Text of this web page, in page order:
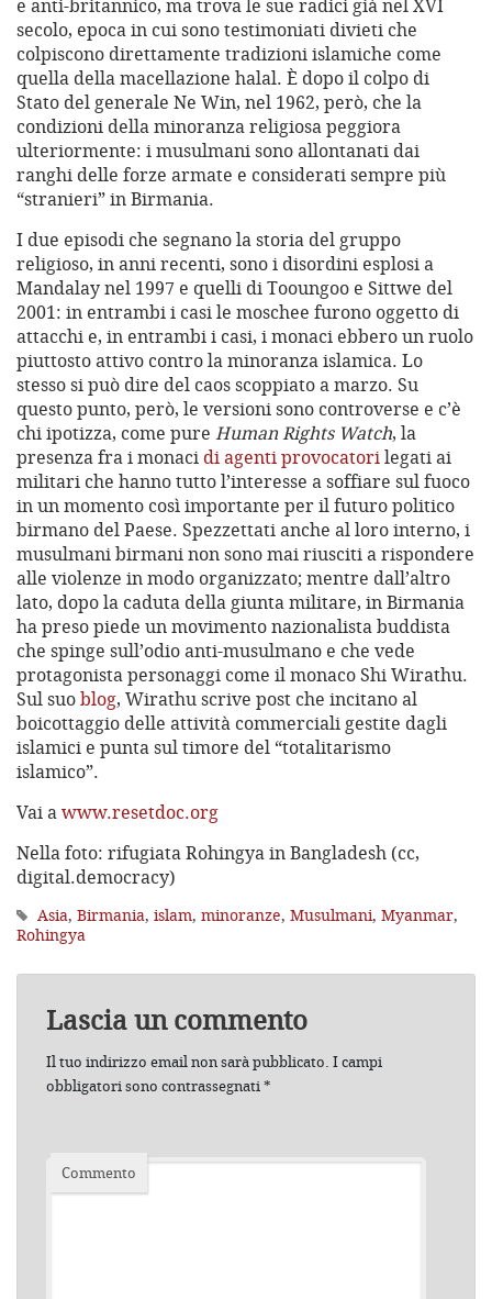
e anti-britannico, ma trova le sue radici già nel XVI
secolo, epoca in cui sono testimoniati divieti che
colpiscono direttamente tradizioni islamiche come
quella della macellazione halal. È dopo il colpo di
Stato del generale Ne Win, nel 1962, però, che la
condizioni della minoranza religiosa peggiora
ulteriormente: i musulmani sono allontanati dai
ranghi delle forze armate e considerati sempre più
“stranieri” in Birmania.
I due episodi che segnano la storia del gruppo
religioso, in anni recenti, sono i disordini esplosi a
Mandalay nel 1997 e quelli di Tooungoo e Sittwe del
2001: in entrambi i casi le moschee furono oggetto di
attacchi e, in entrambi i casi, i monaci ebbero un ruolo
piuttosto attivo contro la minoranza islamica. Lo
stesso si può dire del caos scoppiato a marzo. Su
questo punto, però, le versioni sono controverse e c’è
chi ipotizza, come pure Human Rights Watch, la
presenza fra i monaci di agenti provocatorilegati ai
militari che hanno tutto l’interesse a soffiare sul fuoco
in un momento così importante per il futuro politico
birmano del Paese. Spezzettati anche al loro interno, i
musulmani birmani non sono mai riusciti a rispondere
alle violenze in modo organizzato; mentre dall’altro
lato, dopo la caduta della giunta militare, in Birmania
ha preso piede un movimento nazionalista buddista
che spinge sull’odio anti-musulmano e che vede
protagonista personaggi come il monaco Shi Wirathu.
Sul suoblog, Wirathu scrive post che incitano al
boicottaggio delle attività commerciali gestite dagli
islamici e punta sul timore del “totalitarismo
islamico”.
Vai awww.resetdoc.org
Nella foto: rifugiata Rohingya in Bangladesh (cc,
digital.democracy)
Asia, Birmania, islam, minoranze, Musulmani, Myanmar,
Rohingya
Lascia un commento
Il tuo indirizzo email non sarà pubblicato. I campi
obbligatori sono contrassegnati*
Commento